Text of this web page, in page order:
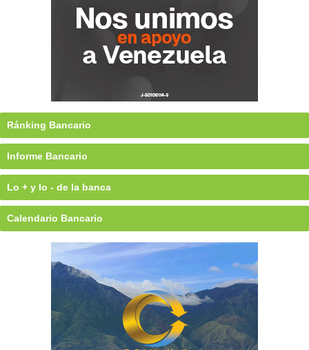
Ránking Bancario
Informe Bancario
Lo + y lo - de la banca
Calendario Bancario